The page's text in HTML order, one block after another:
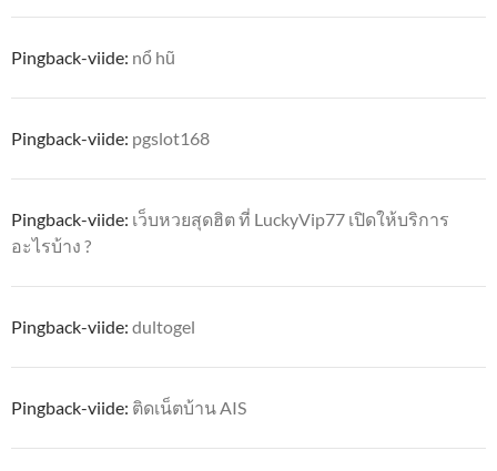
Pingback-viide: nổ hũ
Pingback-viide: pgslot168
Pingback-viide: เว็บหวยสุดฮิต ที่ LuckyVip77 เปิดให้บริการ
อะไรบ้าง ?
Pingback-viide: dultogel
Pingback-viide: ติดเน็ตบ้าน AIS